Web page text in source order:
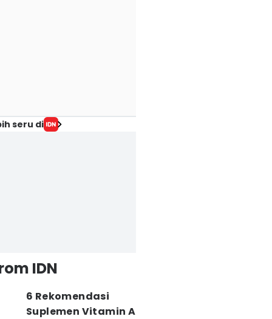
seru di
IDN
6 Rekomendasi
Suplemen Vitamin A